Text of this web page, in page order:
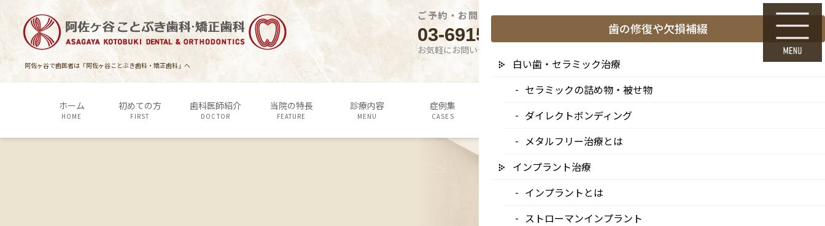
テ
ン
ツ
に
ゲ
ー
シ
ョ
動
阿佐ヶ谷で歯医者は「阿佐ヶ谷ことぶき歯科・矯正歯科」へ
ご予約・お問い合わせはこちら
03-6915-1315
お気軽にお問い合わせください
24時間Web初診予約
採用エントリー
ホーム
HOME
初めての方
FIRST
歯科医師紹介
DOCTOR
当院の特長
FEATURE
診療内容
MENU
症例集
CASES Q&A FEE
歯の修復や欠損補綴
白い歯・セラミック治療
セラミックの詰め物・被せ物
ダイレクトボンディング
メタルフリー治療とは
インプラント治療
インプラントとは
ストローマンインプラント